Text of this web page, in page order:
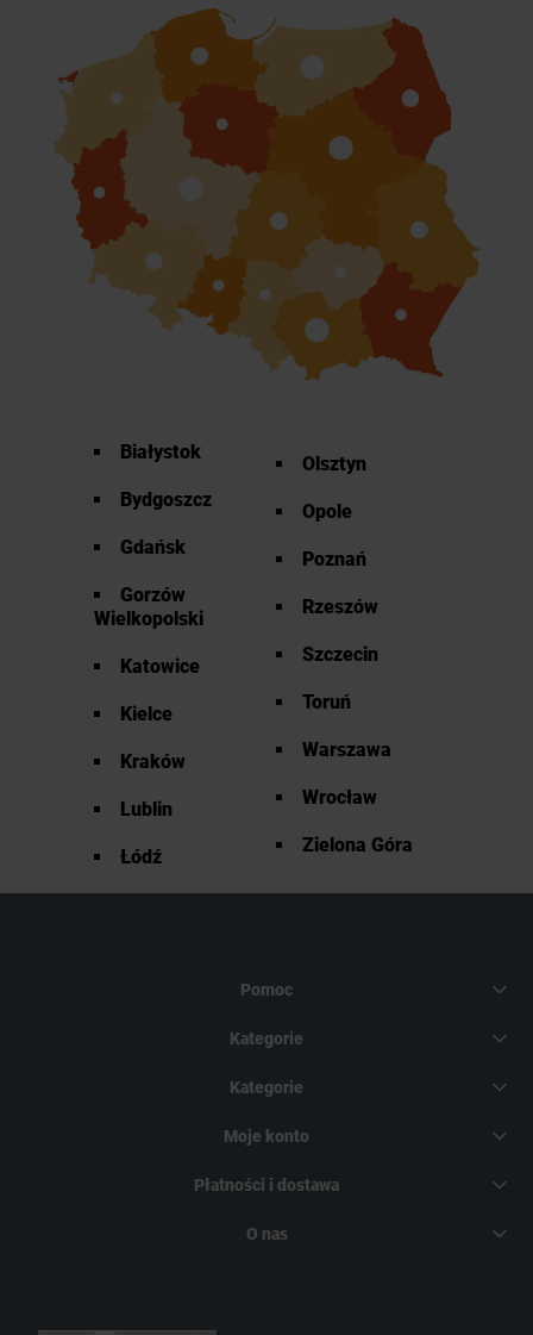
Białystok
Bydgoszcz
Gdańsk
Gorzów
Wielkopolski
Katowice
Kielce
Kraków
Lublin
Łódź
Olsztyn
Opole
Poznań
Rzeszów
Szczecin
Toruń
Warszawa
Wrocław
Zielona Góra
Pomoc
Kategorie
Kategorie
Moje konto
Płatności i dostawa
O nas